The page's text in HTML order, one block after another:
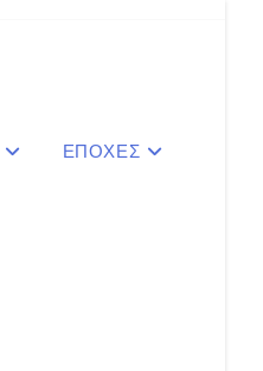
ΕΠΟΧΕΣ